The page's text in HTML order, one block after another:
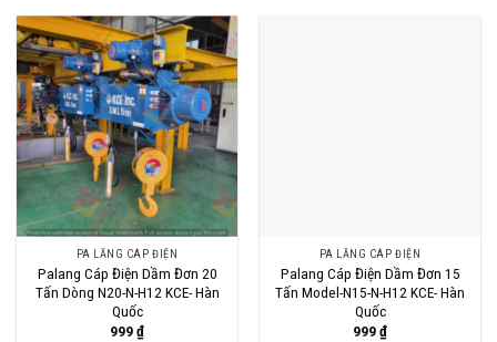
PA LĂNG CÁP ĐIỆN
Palang Cáp Điện Dầm Đơn 20
Tấn Dòng N20-N-H12 KCE- Hàn
Quốc
999₫
PA LĂNG CÁP ĐIỆN
Palang Cáp Điện Dầm Đơn 15
Tấn Model-N15-N-H12 KCE- Hàn
Quốc
999₫